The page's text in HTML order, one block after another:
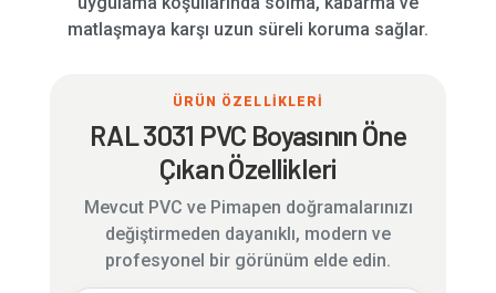
matlaşmaya karşı uzun süreli koruma sağlar.
ÜRÜN ÖZELLİKLERİ
RAL 3031 PVC Boyasının Öne
Çıkan Özellikleri
Mevcut PVC ve Pimapen doğramalarınızı
değiştirmeden dayanıklı, modern ve
profesyonel bir görünüm elde edin.